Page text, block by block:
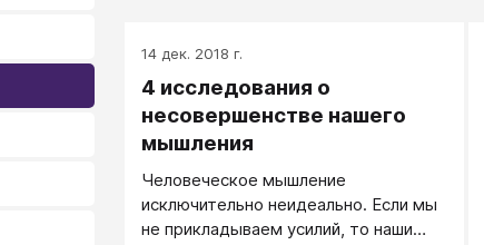
14 дек. 2018 г.
4 исследования о
несовершенстве нашего
мышления
Человеческое мышление
исключительно неидеально. Если мы
не прикладываем усилий, то наши